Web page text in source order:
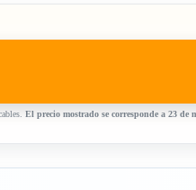
El precio mostrado se corresponde a 23 de